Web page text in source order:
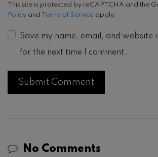
This site is protected by reCAPTCHA and the
Policy and Terms of Service apply.
Save my name, email, and website
for the next time I comment.
No Comments